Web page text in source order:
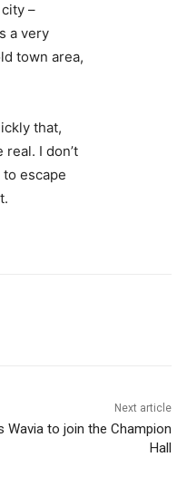
–
a very
town area,
that,
I don’t
to escape
Next article
Wavia to join the Champion
Hall